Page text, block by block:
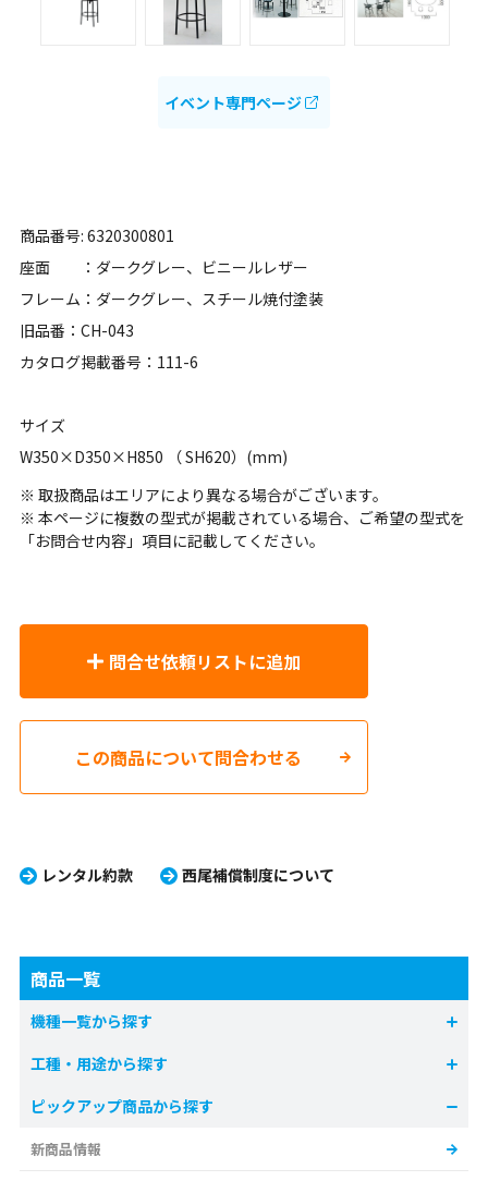
イベント専門ページ
商品番号: 6320300801
座面 ：ダークグレー、ビニールレザー
フレーム：ダークグレー、スチール焼付塗装
旧品番：CH-043
カタログ掲載番号：111-6
サイズ
W350×D350×H850 （ SH620）(mm)
※ 取扱商品はエリアにより異なる場合がございます。
※ 本ページに複数の型式が掲載されている場合、ご希望の型式を
「お問合せ内容」項目に記載してください。
問合せ依頼リストに追加
この商品について問合わせる
レンタル約款 西尾補償制度について
商品一覧
機種一覧から探す
工種・用途から探す
ピックアップ商品から探す
新商品情報